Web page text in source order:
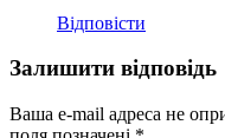
Відповісти
Залишити відповідь
Ваша e-mail адреса не